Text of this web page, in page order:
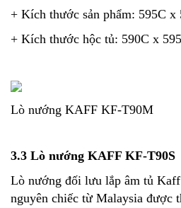
+ Kích thước sản phẩm: 595C x
+ Kích thước hộc tủ: 590C x
Lò nướng KAFF KF-T90M
3.3 Lò nướng KAFF KF-T90S
Lò nướng đối lưu lắp âm tủ
nguyên chiếc từ Malaysia được